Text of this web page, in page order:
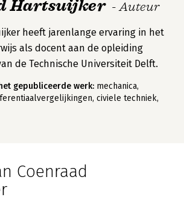
Hartsuijker - Auteur
heeft jarenlange ervaring in het
als docent aan de opleiding
de Technische Universiteit Delft.
gepubliceerde werk: mechanica,
civiele techniek,
Coenraad